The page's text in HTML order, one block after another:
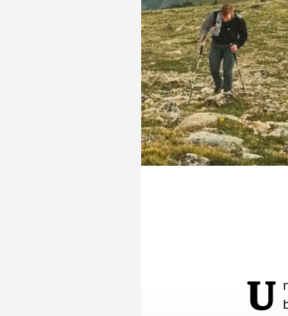
à
trop
donc
du SIA.
Un simple faux pas qui aurait pu lui coûter la vie. Empalé sur l’un de ses